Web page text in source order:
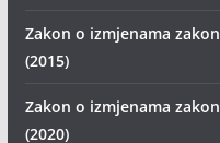
Zakon o izmjenama
(2015)
Zakon o izmjenama
(2020)